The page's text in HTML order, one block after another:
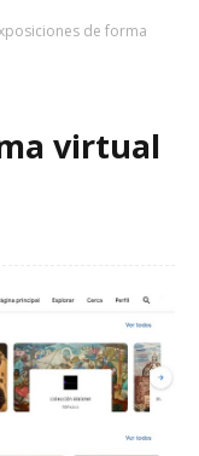
de forma
virtual